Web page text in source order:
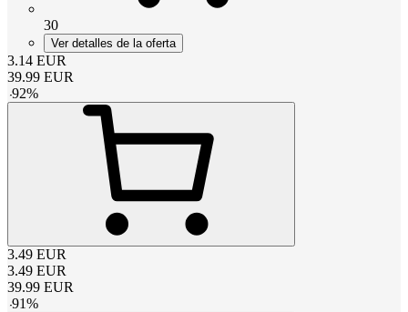
30
Ver detalles de la oferta
3.14 EUR
39.99 EUR
-92%
3.49 EUR
3.49 EUR
39.99 EUR
-91%